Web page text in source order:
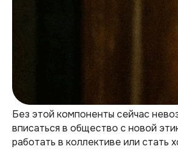
Без этой компоненты сейчас
вписаться в общество с новой
работать в коллективе или стать